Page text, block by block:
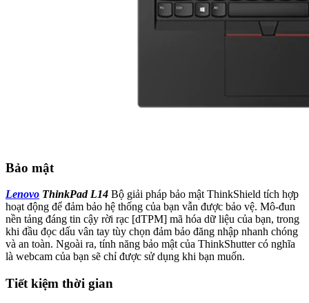
Bảo mật
Lenovo ThinkPad L14 Bộ giải pháp bảo mật ThinkShield tích hợp
hoạt động để đảm bảo hệ thống của bạn vẫn được bảo vệ. Mô-đun
nền tảng đáng tin cậy rời rạc [dTPM] mã hóa dữ liệu của bạn, trong
khi đầu đọc dấu vân tay tùy chọn đảm bảo đăng nhập nhanh chóng
và an toàn. Ngoài ra, tính năng bảo mật của ThinkShutter có nghĩa
là webcam của bạn sẽ chỉ được sử dụng khi bạn muốn.
Tiết kiệm thời gian